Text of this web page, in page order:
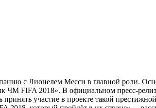
с Лионелем Месси в главной роли.
FIFA 2018». В официальном пресс-
участие в проекте такой